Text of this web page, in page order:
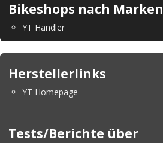
Bikeshops nach Marken
YT Händler
Herstellerlinks
YT Homepage
Tests/Berichte über